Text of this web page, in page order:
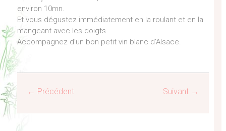
environ 10mn.
Et vous dégustez immédiatement en la roulant et en la
mangeant avec les doigts.
Accompagnez d’un bon petit vin blanc d’Alsace.
← Précédent Suivant →